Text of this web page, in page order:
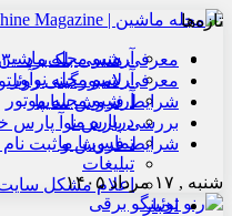
آرشیو مجله ماشین
آرشیو مجله نوآور
آرشیو مجله موتور
درباره ما
تماس با ما
تبلیغات
اعلام مشکل
اخبار
تازه‌ها
معرفی هنسی بلک‌برد ۲۰۳۰: بازگشت دنیای آنالوگ
معرفی لامبورگینی روئلتو میورا ۶۰ هومج ۲۰۲۶:
شرایط فروش سایپا
بررسی پارس نوآ پارس
شرایط فروش و ثبت نام
شنبه , ۱۷ مرداد ۱۴۰۵